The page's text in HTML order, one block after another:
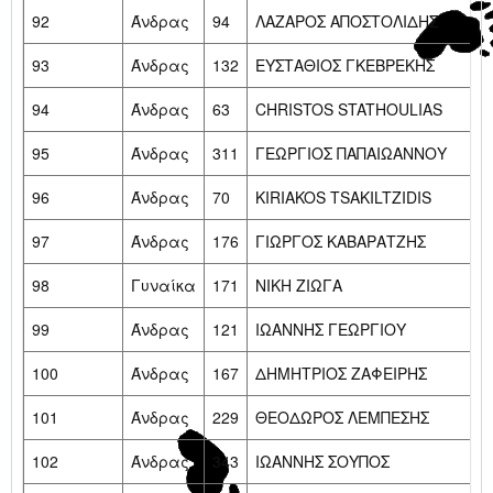
92
Άνδρας 94
ΛΑΖΑΡΟΣ ΑΠΟΣΤΟΛΙΔΗΣ
93
Άνδρας 132
ΕΥΣΤΑΘΙΟΣ ΓΚΕΒΡΕΚΗΣ
94
Άνδρας 63
CHRISTOS STATHOULIAS
95
Άνδρας 311
ΓΕΩΡΓΙΟΣ ΠΑΠΑΙΩΑΝΝΟΥ
96
Άνδρας 70
KIRIAKOS TSAKILTZIDIS
97
Άνδρας 176
ΓΙΩΡΓΟΣ ΚΑΒΑΡΑΤΖΗΣ
98
Γυναίκα 171
ΝΙΚΗ ΖΙΩΓΑ
99
Άνδρας 121
ΙΩΑΝΝΗΣ ΓΕΩΡΓΙΟΥ
100
Άνδρας 167
ΔΗΜΗΤΡΙΟΣ ΖΑΦΕΙΡΗΣ
101
Άνδρας 229
ΘΕΟΔΩΡΟΣ ΛΕΜΠΕΣΗΣ
102
Άνδρας 343
ΙΩΑΝΝΗΣ ΣΟΥΠΟΣ